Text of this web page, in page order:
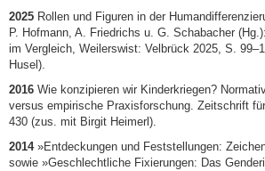
2025 Rollen und Figuren in der
P. Hofmann, A. Friedrichs u. G. Schabacher
im Vergleich, Weilerswist: Velbrück 2025, S.
Husel).
2016 Wie konzipieren wir Kinderkriegen?
versus empirische Praxisforschung. Zeitschrift
430 (zus. mit Birgit Heimerl).
2014»Entdeckungen und Feststellungen:
sowie »Geschlechtliche Fixierungen: Das